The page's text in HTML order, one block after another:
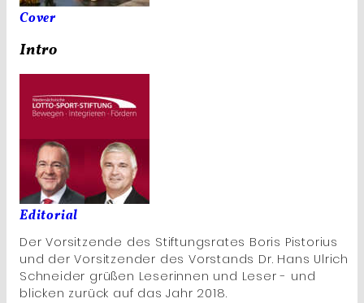
Cover
Intro
Editorial
Der Vorsitzende des Stiftungsrates Boris Pistorius
und der Vorsitzender des Vorstands Dr. Hans Ulrich
Schneider grüßen Leserinnen und Leser - und
blicken zurück auf das Jahr 2018.